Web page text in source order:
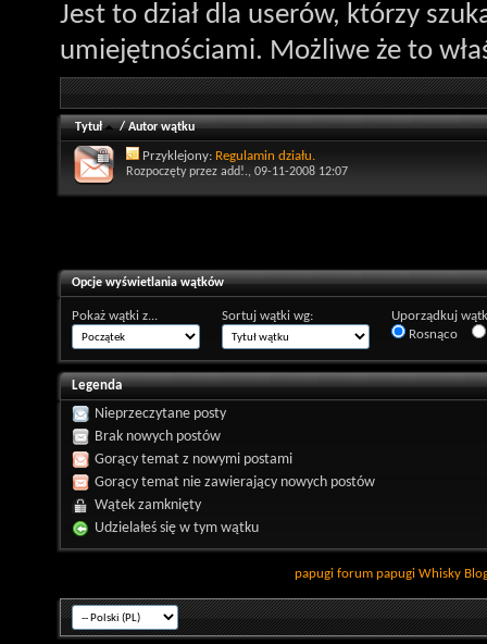
Jest to dział dla userów, którzy
umiejętnościami. Możliwe że to
Tytuł /Autor wątku
Przyklejony: Regulamin działu.
Rozpoczęty przez add!., 09-11-2008 12:07
Opcje wyświetlania wątków
Pokaż wątki z... Sortuj wątki wg:
Uporządkuj
Rosnąco
Legenda
Nieprzeczytane posty
Brak nowych postów
Gorący temat z nowymi postami
Gorący temat nie zawierający nowych postów
Wątek zamknięty
Udzielałeś się w tym wątku
papugi forum papugi Whisky